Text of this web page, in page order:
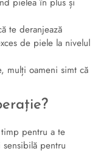
te deranjează
de piele la nivelul
mulți oameni simt că
pentru a te
pentru